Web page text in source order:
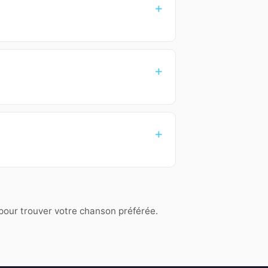
trouver votre chanson préférée.